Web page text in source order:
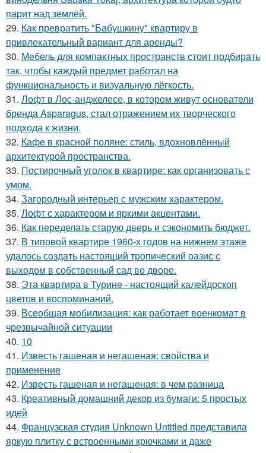
парит над землёй.
29. Как превратить "Бабушкину" квартиру в
привлекательный вариант для аренды?
30. Мебель для компактных пространств стоит подбирать
так, чтобы каждый предмет работал на
функциональность и визуальную лёгкость.
31. Лофт в Лос-анджелесе, в котором живут основатели
бренда Asparagus, стал отражением их творческого
подхода к жизни.
32. Кафе в красной поляне: стиль, вдохновлённый
архитектурой пространства.
33. Постирочный уголок в квартире: как организовать с
умом.
34. Загородный интерьер с мужским характером.
35. Лофт с характером и яркими акцентами.
36. Как переделать старую дверь и сэкономить бюджет.
37. В типовой квартире 1960-х годов на нижнем этаже
удалось создать настоящий тропический оазис с
выходом в собственный сад во дворе.
38. Эта квартира в Турине - настоящий калейдоскоп
цветов и воспоминаний.
39. Всеобщая мобилизация: как работает военкомат в
чрезвычайной ситуации
40. 10
41. Известь гашеная и негашеная: свойства и
применение
42. Известь гашеная и негашеная: в чем разница
43. Креативный домашний декор из бумаги: 5 простых
идей
44. Французская студия Unknown Untitled представила
яркую плитку с встроенными крючками и даже